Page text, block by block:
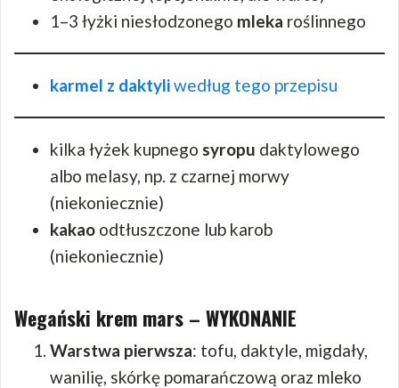
1–3 łyżki niesłodzonego mleka roślinnego
karmel z daktyliwedług tego przepisu
kilka łyżek kupnego syropu daktylowego
albo melasy, np. z czarnej morwy
(niekoniecznie)
kakao odtłuszczone lub karob
(niekoniecznie)
Wegański krem mars – WYKONANIE
Warstwa pierwsza: tofu, daktyle, migdały,
wanilię, skórkę pomarańczową oraz mleko